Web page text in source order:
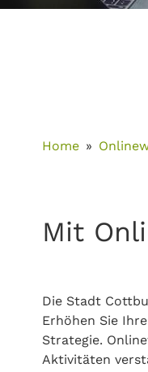
Home
Mit
Die Stadt
Erhöhen Sie
Strategie.
Aktivitäten